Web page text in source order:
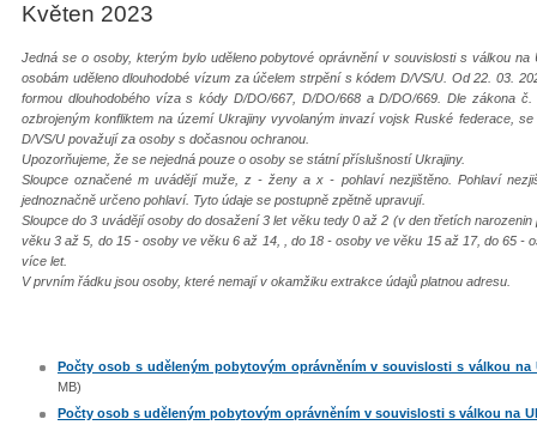
Květen 2023
Jedná se o osoby, kterým bylo uděleno pobytové oprávnění v souvislosti s válkou
osobám uděleno dlouhodobé vízum za účelem strpění s kódem D/VS/U. Od 22. 03.
formou dlouhodobého víza s kódy D/DO/667, D/DO/668 a D/DO/669. Dle zákona
ozbrojeným konfliktem na území Ukrajiny vyvolaným invazí vojsk Ruské federace,
D/VS/U považují za osoby s dočasnou ochranou.
Upozorňujeme, že se nejedná pouze o osoby se státní příslušností Ukrajiny.
Sloupce označené m uvádějí muže, z - ženy a x - pohlaví nezjištěno. Pohlaví
jednoznačně určeno pohlaví. Tyto údaje se postupně zpětně upravují.
Sloupce do 3 uvádějí osoby do dosažení 3 let věku tedy 0 až 2 (v den třetích
věku 3 až 5, do 15 - osoby ve věku 6 až 14, , do 18 - osoby ve věku 15 až 17, do 65 -
více let.
V prvním řádku jsou osoby, které nemají v okamžiku extrakce údajů platnou adresu.
Počty osob s uděleným pobytovým oprávněním v souvislosti s válkou na
MB)
Počty osob s uděleným pobytovým oprávněním v souvislosti s válkou na